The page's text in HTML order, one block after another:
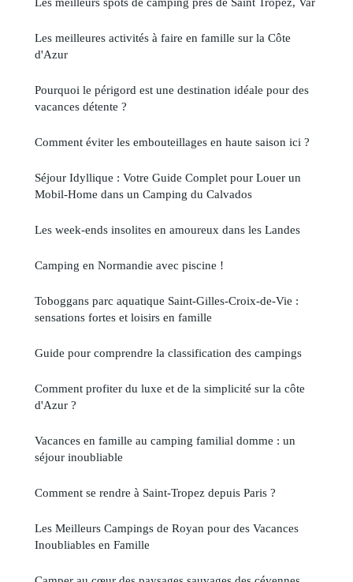
Les meilleures activités à faire en famille sur la Côte
d'Azur
Pourquoi le périgord est une destination idéale pour des
vacances détente ?
Comment éviter les embouteillages en haute saison ici ?
Séjour Idyllique : Votre Guide Complet pour Louer un
Mobil-Home dans un Camping du Calvados
Les week-ends insolites en amoureux dans les Landes
Camping en Normandie avec piscine !
Toboggans parc aquatique Saint-Gilles-Croix-de-Vie :
sensations fortes et loisirs en famille
Guide pour comprendre la classification des campings
Comment profiter du luxe et de la simplicité sur la côte
d'Azur ?
Vacances en famille au camping familial domme : un
séjour inoubliable
Comment se rendre à Saint-Tropez depuis Paris ?
Les Meilleurs Campings de Royan pour des Vacances
Inoubliables en Famille